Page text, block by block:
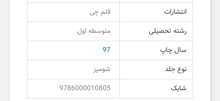
انتشارات
قلم چی
رشته تحصیلی
متوسطه اول
سال چاپ
97
نوع جلد
شومیز
شابک
9786000010805